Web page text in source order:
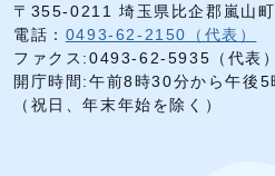
〒355-0211 埼玉県比企郡嵐山
電話： 0493-62-2150（代表）
ファクス:0493-62-5935（代表
開庁時間:午前8時30分から午後
（祝日、年末年始を除く）